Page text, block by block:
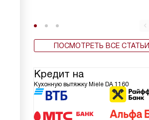
ПОСМОТРЕТЬ ВСЕ СТАТЬИ
Кредит на
Кухонную вытяжку Miele DA 1160